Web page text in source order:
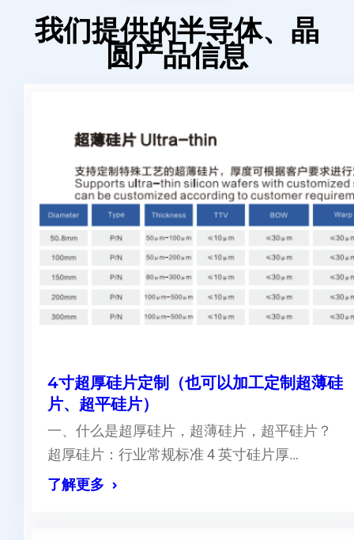
我们提供的半导体、晶
圆产品信息
4寸超厚硅片定制（也可以加工定制超薄硅
片、超平硅片）
一、什么是超厚硅片，超薄硅片，超平硅片？
超厚硅片：行业常规标准 4 英寸硅片厚…
了解更多